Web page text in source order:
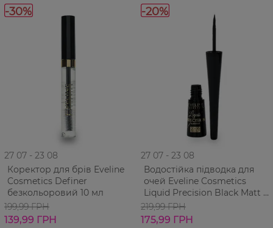
-30%
27 07 - 23 08
Коректор для брів Eveline
Cosmetics Definer
безкольоровий 10 мл
199,99 ГРН
139,99 ГРН
-20%
27 07 - 23 08
Водостійка підводка для
очей Eveline Cosmetics
Liquid Precision Black Matt 4
мл
219,99 ГРН
175,99 ГРН